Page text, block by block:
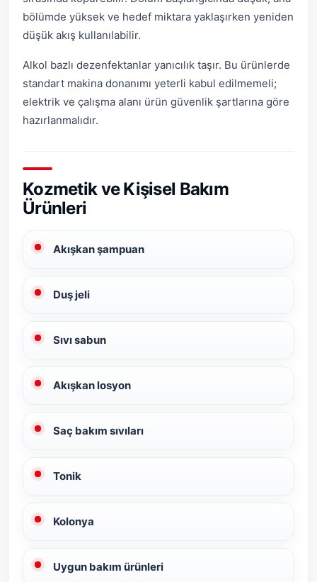
bölümde yüksek ve hedef miktara yaklaşırken yeniden
düşük akış kullanılabilir.
Alkol bazlı dezenfektanlar yanıcılık taşır. Bu ürünlerde
standart makina donanımı yeterli kabul edilmemeli;
elektrik ve çalışma alanı ürün güvenlik şartlarına göre
hazırlanmalıdır.
Kozmetik ve Kişisel Bakım
Ürünleri
Akışkan şampuan
Duş jeli
Sıvı sabun
Akışkan losyon
Saç bakım sıvıları
Tonik
Kolonya
Uygun bakım ürünleri